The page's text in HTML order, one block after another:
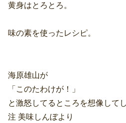
黄身はとろとろ。
味の素を使ったレシピ。
海原雄山が
「このたわけが！」
と激怒してるところを想像して
注 美味しんぼより